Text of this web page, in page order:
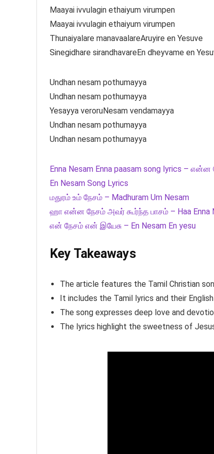
Maayai ivvulagin ethaiyum virumpen
Maayai ivvulagin ethaiyum virumpen
Thunaiyalare manavaalareAruyire en Yesuve
Sinegidhare sirandhavareEn dheyvame en
Undhan nesam pothumayya
Undhan nesam pothumayya
Yesayya veroruNesam vendamayya
Undhan nesam pothumayya
Undhan nesam pothumayya
Enna Nesam Enna paasam song lyrics –
En Nesam Song Lyrics
மதுரம் உம் நேசம் – Madhuram Um Nesam
ஹா என்ன நேசம் அவர் கூர்ந்த பாசம் – Haa Enna
என் நேசம் என் இயேசு – En Nesam En yesu
Key Takeaways
The article features the Tamil Christian
It includes the Tamil lyrics and their
The song expresses deep love and
The lyrics highlight the sweetness of